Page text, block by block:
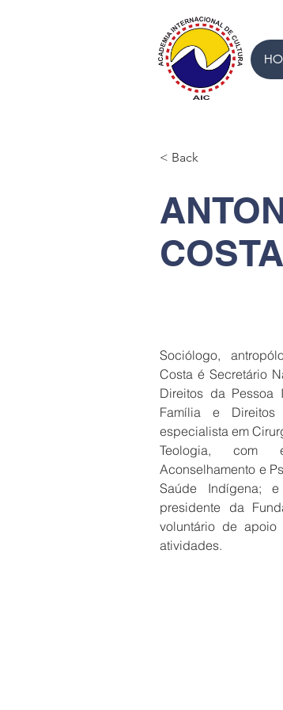
< Back
COSTA
Sociólogo,
Costa é Secretário
Direitos da Pessoa
Família e Direitos
especialista em
Teologia, com
Aconselhamento e
Saúde Indígena;
presidente da
voluntário de apoio
atividades.